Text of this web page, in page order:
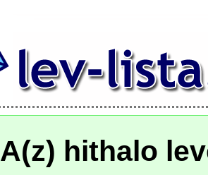
A(z) hithalo